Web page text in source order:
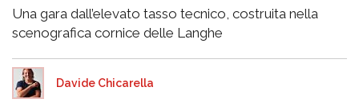
Una gara dall’elevato tasso tecnico, costruita nella
scenografica cornice delle Langhe
Davide Chicarella